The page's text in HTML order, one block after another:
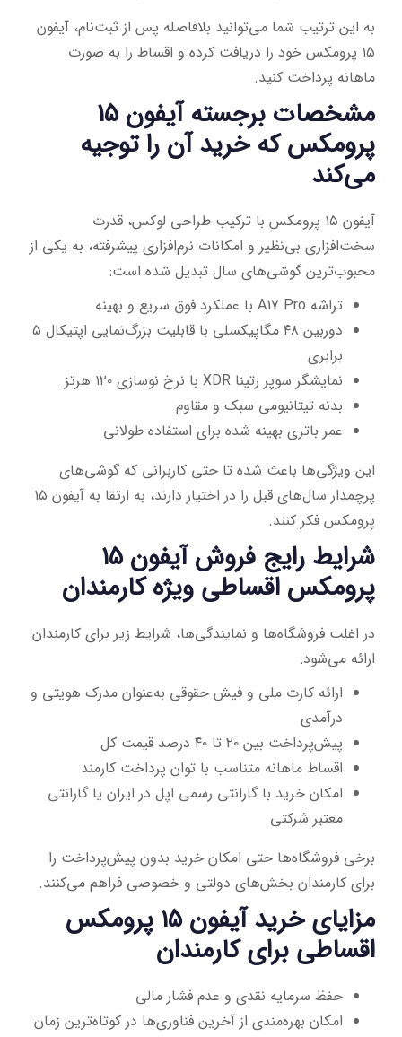
به این ترتیب شما می‌توانید بلافاصله پس از ثبت‌نام، آیفون
۱۵ پرومکس خود را دریافت کرده و اقساط را به صورت
ماهانه پرداخت کنید.
مشخصات برجسته آیفون ۱۵
پرومکس که خرید آن را توجیه
می‌کند
آیفون ۱۵ پرومکس با ترکیب طراحی لوکس، قدرت
سخت‌افزاری بی‌نظیر و امکانات نرم‌افزاری پیشرفته، به یکی از
محبوب‌ترین گوشی‌های سال تبدیل شده است:
تراشه A17 Pro با عملکرد فوق سریع و بهینه
دوربین ۴۸ مگاپیکسلی با قابلیت بزرگ‌نمایی اپتیکال ۵
برابری
نمایشگر سوپر رتینا XDR با نرخ نوسازی ۱۲۰ هرتز
بدنه تیتانیومی سبک و مقاوم
عمر باتری بهینه شده برای استفاده طولانی
این ویژگی‌ها باعث شده تا حتی کاربرانی که گوشی‌های
پرچمدار سال‌های قبل را در اختیار دارند، به ارتقا به آیفون ۱۵
پرومکس فکر کنند.
شرایط رایج فروش آیفون ۱۵
پرومکس اقساطی ویژه کارمندان
در اغلب فروشگاه‌ها و نمایندگی‌ها، شرایط زیر برای کارمندان
ارائه می‌شود:
ارائه کارت ملی و فیش حقوقی به‌عنوان مدرک هویتی و
درآمدی
پیش‌پرداخت بین ۲۰ تا ۴۰ درصد قیمت کل
اقساط ماهانه متناسب با توان پرداخت کارمند
امکان خرید با گارانتی رسمی اپل در ایران یا گارانتی
معتبر شرکتی
برخی فروشگاه‌ها حتی امکان خرید بدون پیش‌پرداخت را
برای کارمندان بخش‌های دولتی و خصوصی فراهم می‌کنند.
مزایای خرید آیفون ۱۵ پرومکس
اقساطی برای کارمندان
حفظ سرمایه نقدی و عدم فشار مالی
امکان بهره‌مندی از آخرین فناوری‌ها در کوتاه‌ترین زمان